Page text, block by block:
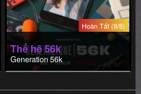
Hoàn Tất (8/8)
Thế hệ 56k
Generation 56k